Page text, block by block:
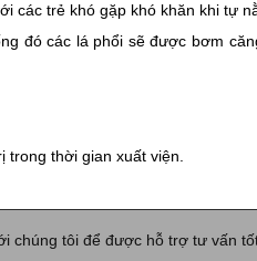
các trẻ khó gặp khó khăn khi tự
đó các lá phổi sẽ được bơm
thời gian xuất viện.
chúng tôi để được hỗ trợ tư vấn